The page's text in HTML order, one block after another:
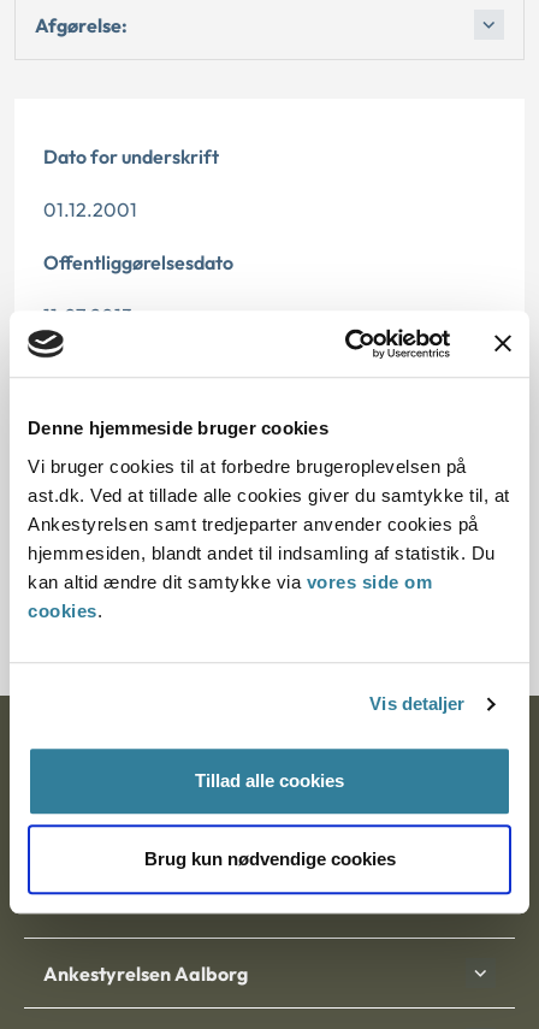
Denne hjemmeside bruger cookies
Vi bruger cookies til at forbedre brugeroplevelsen på
ast.dk. Ved at tillade alle cookies giver du samtykke til, at
Ankestyrelsen samt tredjeparter anvender cookies på
hjemmesiden, blandt andet til indsamling af statistik. Du
kan altid ændre dit samtykke via vores side om
cookies.
Vis detaljer
Tillad alle cookies
Brug kun nødvendige cookies
Afgørelse:
Dato for underskrift
01.12.2001
Offentliggørelsesdato
11.07.2013
§ 27 § 22 § 46 § 69
Journalnummer
700200-01
Ankestyrelsen
Nytorv 7, 2. sal
Ankestyrelsen Aalborg